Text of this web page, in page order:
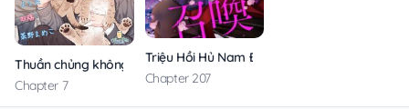
Thuần chủng không rung động
Chapter 7
Triệu Hồi Hủ Nam Đến Thế Giới Khác
Chapter 207